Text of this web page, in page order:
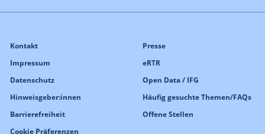
Kontakt
Impressum
Datenschutz
Hinweisgeber:innen
Barrierefreiheit
Cookie Präferenzen
Presse
eRTR
Open Data / IFG
Häufig gesuchte Themen/FAQs
Offene Stellen